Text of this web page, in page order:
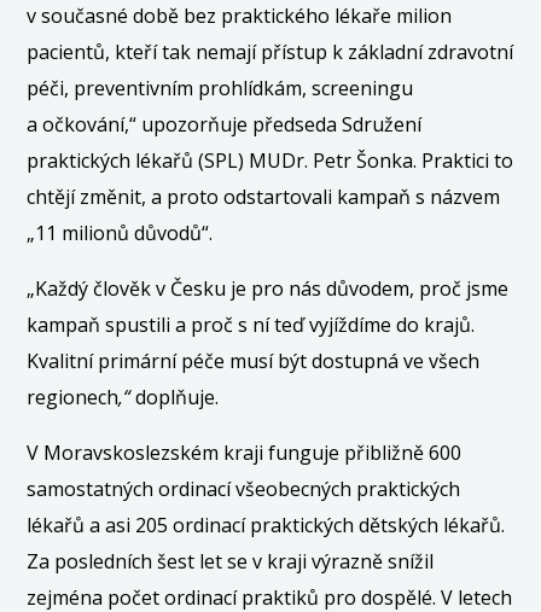
v současné době bez praktického lékaře milion
pacientů, kteří tak nemají přístup k základní zdravotní
péči, preventivním prohlídkám, screeningu
a očkování,“ upozorňuje předseda Sdružení
praktických lékařů (SPL) MUDr. Petr Šonka. Praktici to
chtějí změnit, a proto odstartovali kampaň s názvem
„11 milionů důvodů“.
„Každý člověk v Česku je pro nás důvodem, proč jsme
kampaň spustili a proč s ní teď vyjíždíme do krajů.
Kvalitní primární péče musí být dostupná ve všech
regionech,“doplňuje.
V Moravskoslezském kraji funguje přibližně 600
samostatných ordinací všeobecných praktických
lékařů a asi 205 ordinací praktických dětských lékařů.
Za posledních šest let se v kraji výrazně snížil
zejména počet ordinací praktiků pro dospělé. V letech